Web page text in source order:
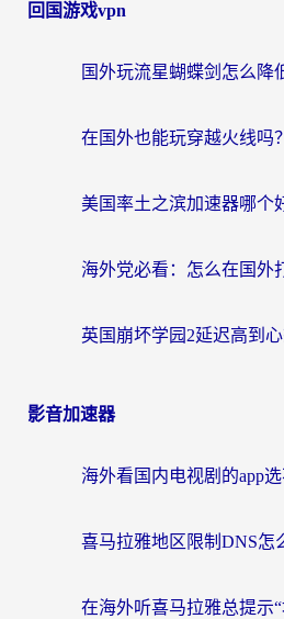
回国游戏vpn
影音加速器